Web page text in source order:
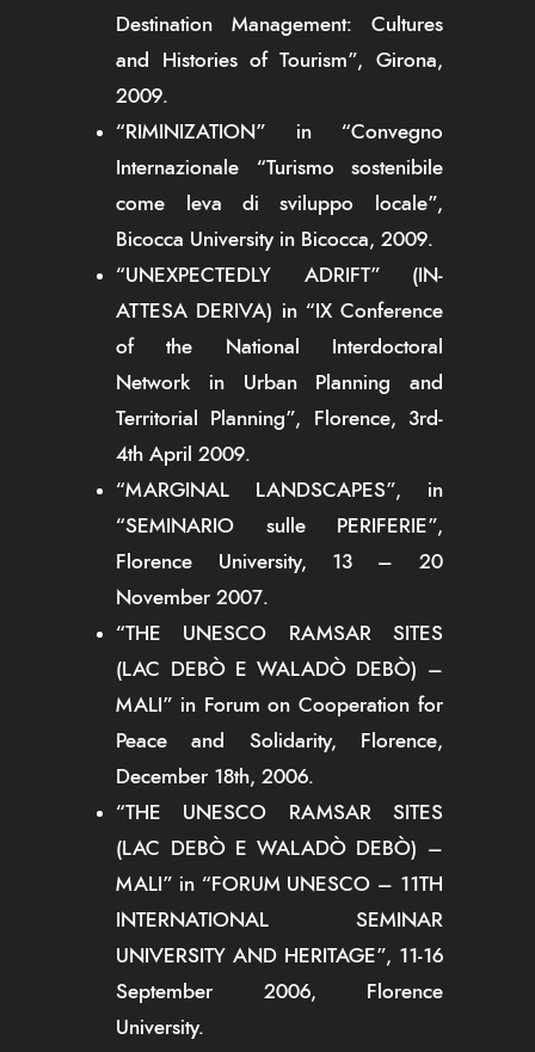
Destination Management: Cultures
and Histories of Tourism”, Girona,
2009.
“RIMINIZATION” in “Convegno
Internazionale “Turismo sostenibile
come leva di sviluppo locale”,
Bicocca University in Bicocca, 2009.
“UNEXPECTEDLY ADRIFT” (IN-
ATTESA DERIVA) in “IX Conference
of the National Interdoctoral
Network in Urban Planning and
Territorial Planning”, Florence, 3rd-
4th April 2009.
“MARGINAL LANDSCAPES”, in
“SEMINARIO sulle PERIFERIE”,
Florence University, 13 – 20
November 2007.
“THE UNESCO RAMSAR SITES
(LAC DEBÒ E WALADÒ DEBÒ) –
MALI” in Forum on Cooperation for
Peace and Solidarity, Florence,
December 18th, 2006.
“THE UNESCO RAMSAR SITES
(LAC DEBÒ E WALADÒ DEBÒ) –
MALI” in “FORUM UNESCO – 11TH
INTERNATIONAL SEMINAR
UNIVERSITY AND HERITAGE”, 11-16
September 2006, Florence
University.